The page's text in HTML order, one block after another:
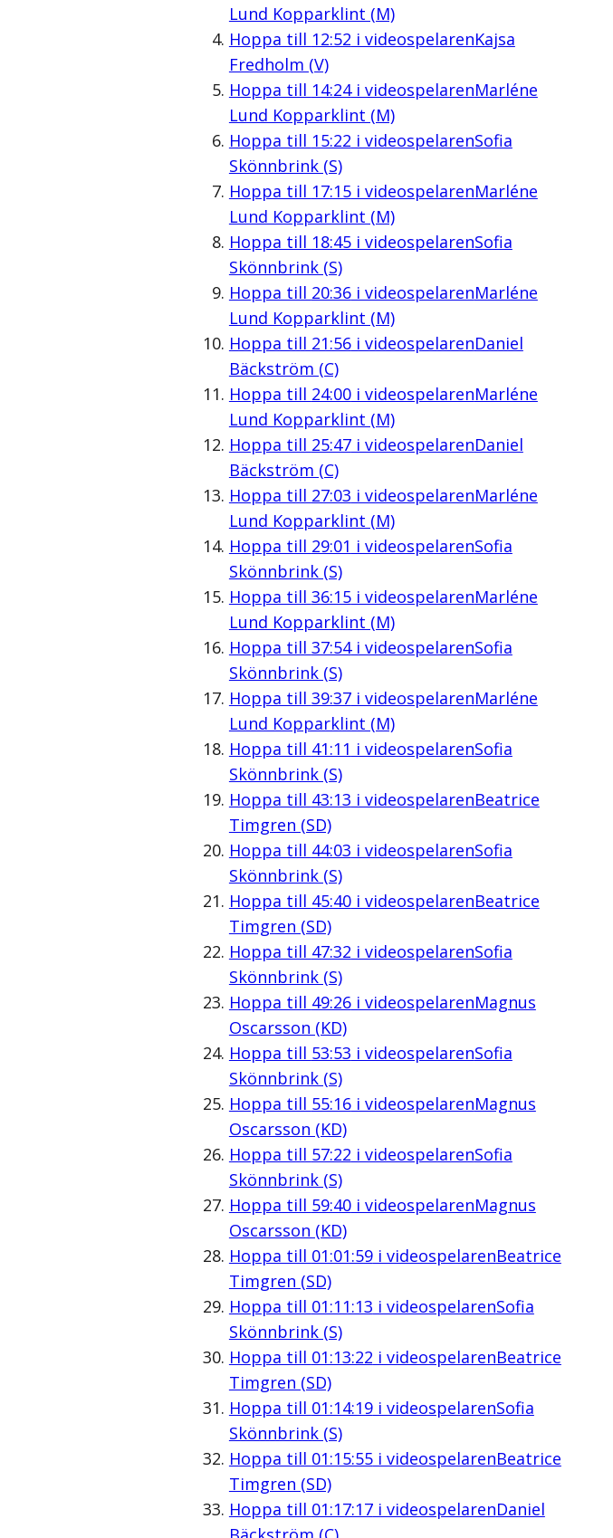
Lund Kopparklint (M)
Hoppa till 12:52 i videospelarenKajsa
Fredholm (V)
Hoppa till 14:24i videospelarenMarléne
Lund Kopparklint (M)
Hoppa till 15:22 i videospelarenSofia
Skönnbrink (S)
Hoppa till 17:15i videospelarenMarléne
Lund Kopparklint (M)
Hoppa till 18:45i videospelarenSofia
Skönnbrink (S)
Hoppa till 20:36i videospelarenMarléne
Lund Kopparklint (M)
Hoppa till 21:56i videospelarenDaniel
Bäckström (C)
Hoppa till 24:00i videospelarenMarléne
Lund Kopparklint (M)
Hoppa till 25:47i videospelarenDaniel
Bäckström (C)
Hoppa till 27:03 i videospelarenMarléne
Lund Kopparklint (M)
Hoppa till 29:01 i videospelarenSofia
Skönnbrink (S)
Hoppa till 36:15i videospelarenMarléne
Lund Kopparklint (M)
Hoppa till 37:54i videospelarenSofia
Skönnbrink (S)
Hoppa till 39:37i videospelarenMarléne
Lund Kopparklint (M)
Hoppa till 41:11 i videospelarenSofia
Skönnbrink (S)
Hoppa till 43:13 i videospelarenBeatrice
Timgren (SD)
Hoppa till 44:03 i videospelarenSofia
Skönnbrink (S)
Hoppa till 45:40i videospelarenBeatrice
Timgren (SD)
Hoppa till 47:32 i videospelarenSofia
Skönnbrink (S)
Hoppa till 49:26i videospelarenMagnus
Oscarsson (KD)
Hoppa till 53:53 i videospelarenSofia
Skönnbrink (S)
Hoppa till 55:16i videospelarenMagnus
Oscarsson (KD)
Hoppa till 57:22 i videospelarenSofia
Skönnbrink (S)
Hoppa till 59:40i videospelarenMagnus
Oscarsson (KD)
Hoppa till 01:01:59i videospelarenBeatrice
Timgren (SD)
Hoppa till 01:11:13 i videospelarenSofia
Skönnbrink (S)
Hoppa till 01:13:22 i videospelarenBeatrice
Timgren (SD)
Hoppa till 01:14:19i videospelarenSofia
Skönnbrink (S)
Hoppa till 01:15:55i videospelarenBeatrice
Timgren (SD)
Hoppa till 01:17:17i videospelarenDaniel